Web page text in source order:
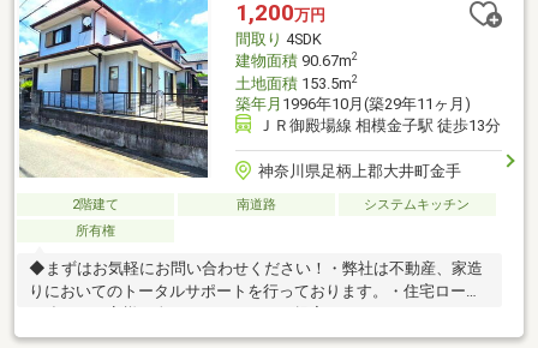
1,200万円
間取り 4SDK
建物面積90.67m2
土地面積153.5m2
築年月 1996年10月(築29年11ヶ月)
ＪＲ御殿場線 相模金子駅 徒歩13分
神奈川県足柄上郡大井町金手
2階建て 南道路
システムキッチン
所有権
◆まずはお気軽にお問い合わせください！・弊社は不動産、家造
りにおいてのトータルサポートを行っております。・住宅ローン
す。・スタッフ一同、誠心誠意ご対応させていただきます！◆経